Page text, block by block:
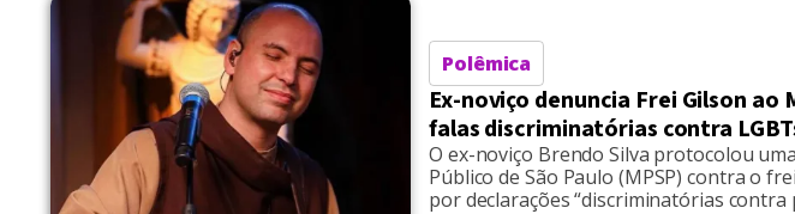
Polêmica
Ex-noviço denuncia Frei Gilson
falas discriminatórias contra
O ex-noviço Brendo Silva protocolou
Público de São Paulo (MPSP) contra o
por declarações “discriminatórias contra